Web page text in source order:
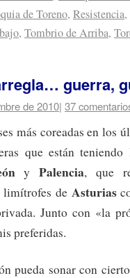
de Toreno, Resistencia,
, Tombrio de Arriba,
guerra,
de 2010| 37
más coreadas en los
que están
yPalencia, que
limítrofes de Asturias
Junto con «la
preferidas.
pueda sonar con